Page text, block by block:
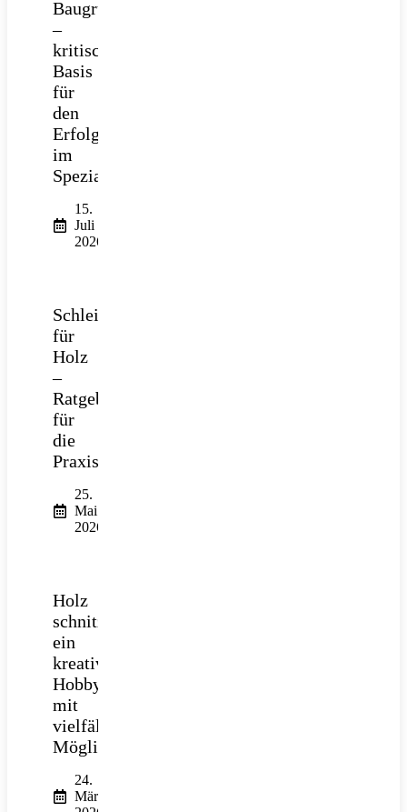
Baugrube
–
kritische
Basis
für
den
Erfolg
im
Spezialtiefbau
15.
Juli
2026
Schleifpapier
für
Holz
–
Ratgeber
für
die
Praxis
25.
Mai
2026
Holz
schnitzen:
ein
kreatives
Hobby
mit
vielfältigen
Möglichkeiten
24.
März